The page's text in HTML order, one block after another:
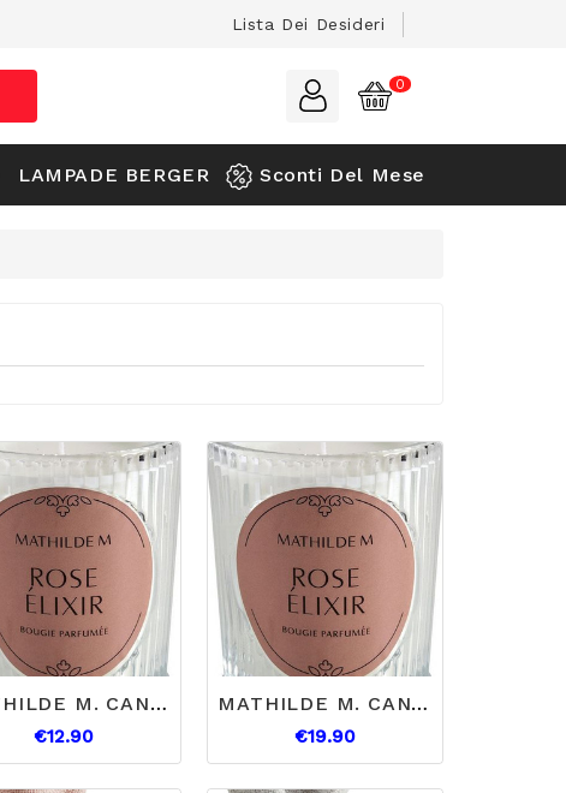
Lista Dei Desideri
LAMPADE BERGER Sconti Del Mese
MATHILDE M. CANDELA ROSE ELIXIR 65GR.
€12.90
MATHILDE M. CANDELA ROSE ELIXIR 145GR.
€19.90